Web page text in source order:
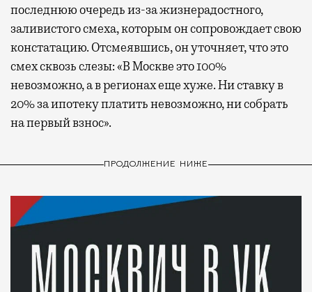
последнюю очередь из-за жизнерадостного,
заливистого смеха, которым он сопровождает свою
констатацию. Отсмеявшись, он уточняет, что это
смех сквозь слезы: «В Москве это 100%
невозможно, а в регионах еще хуже. Ни ставку в
20% за ипотеку платить невозможно, ни собрать
на первый взнос».
ПРОДОЛЖЕНИЕ НИЖЕ